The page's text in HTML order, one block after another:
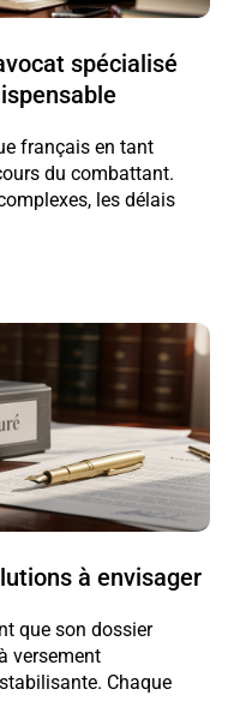
spécialisé
français en tant
du combattant.
les délais
à envisager
que son dossier
versement
Chaque